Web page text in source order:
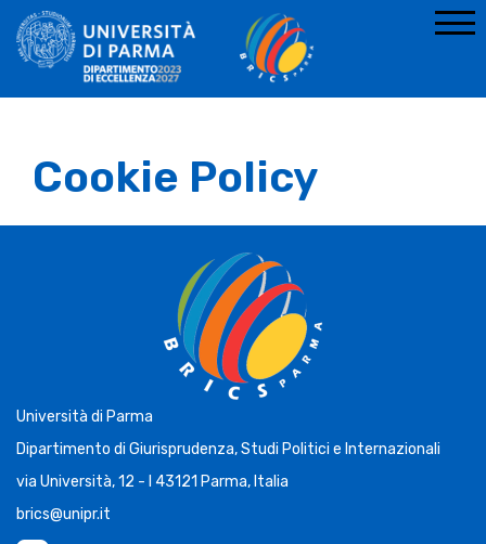
Cookie Policy
Università di Parma
Dipartimento di Giurisprudenza, Studi Politici e Internazionali
via Università, 12 - I 43121 Parma, Italia
brics@unipr.it